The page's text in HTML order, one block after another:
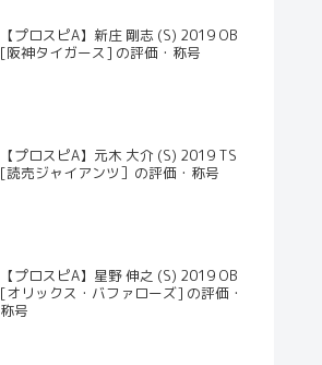
【プロスピA】新庄 剛志 (S) 2019 OB
[阪神タイガース] の評価・称号
【プロスピA】元木 大介 (S) 2019 TS
[読売ジャイアンツ］の評価・称号
【プロスピA】星野 伸之 (S) 2019 OB
[オリックス・バファローズ] の評価・
称号